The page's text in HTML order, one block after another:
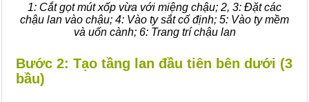
1: Cắt gọt mút xốp vừa với miệng chậu; 2, 3: Đặt các
chậu lan vào chậu; 4: Vào ty sắt cố định; 5: Vào ty mềm
và uốn cành; 6: Trang trí chậu lan
Bước 2: Tạo tầng lan đầu tiên bên dưới (3
bầu)